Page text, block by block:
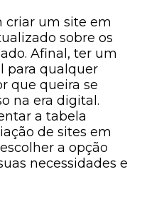
criar um site em
sobre os
Afinal, ter um
para qualquer
que queira se
na era digital.
a tabela
de sites em
a opção
necessidades e